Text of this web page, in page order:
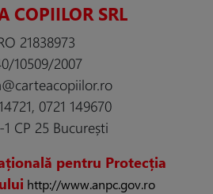
COPIILOR SRL
21838973
10509/2007
0721 149670
1 CP 25 București
pentru Protecția
http://www.anpc.gov.ro